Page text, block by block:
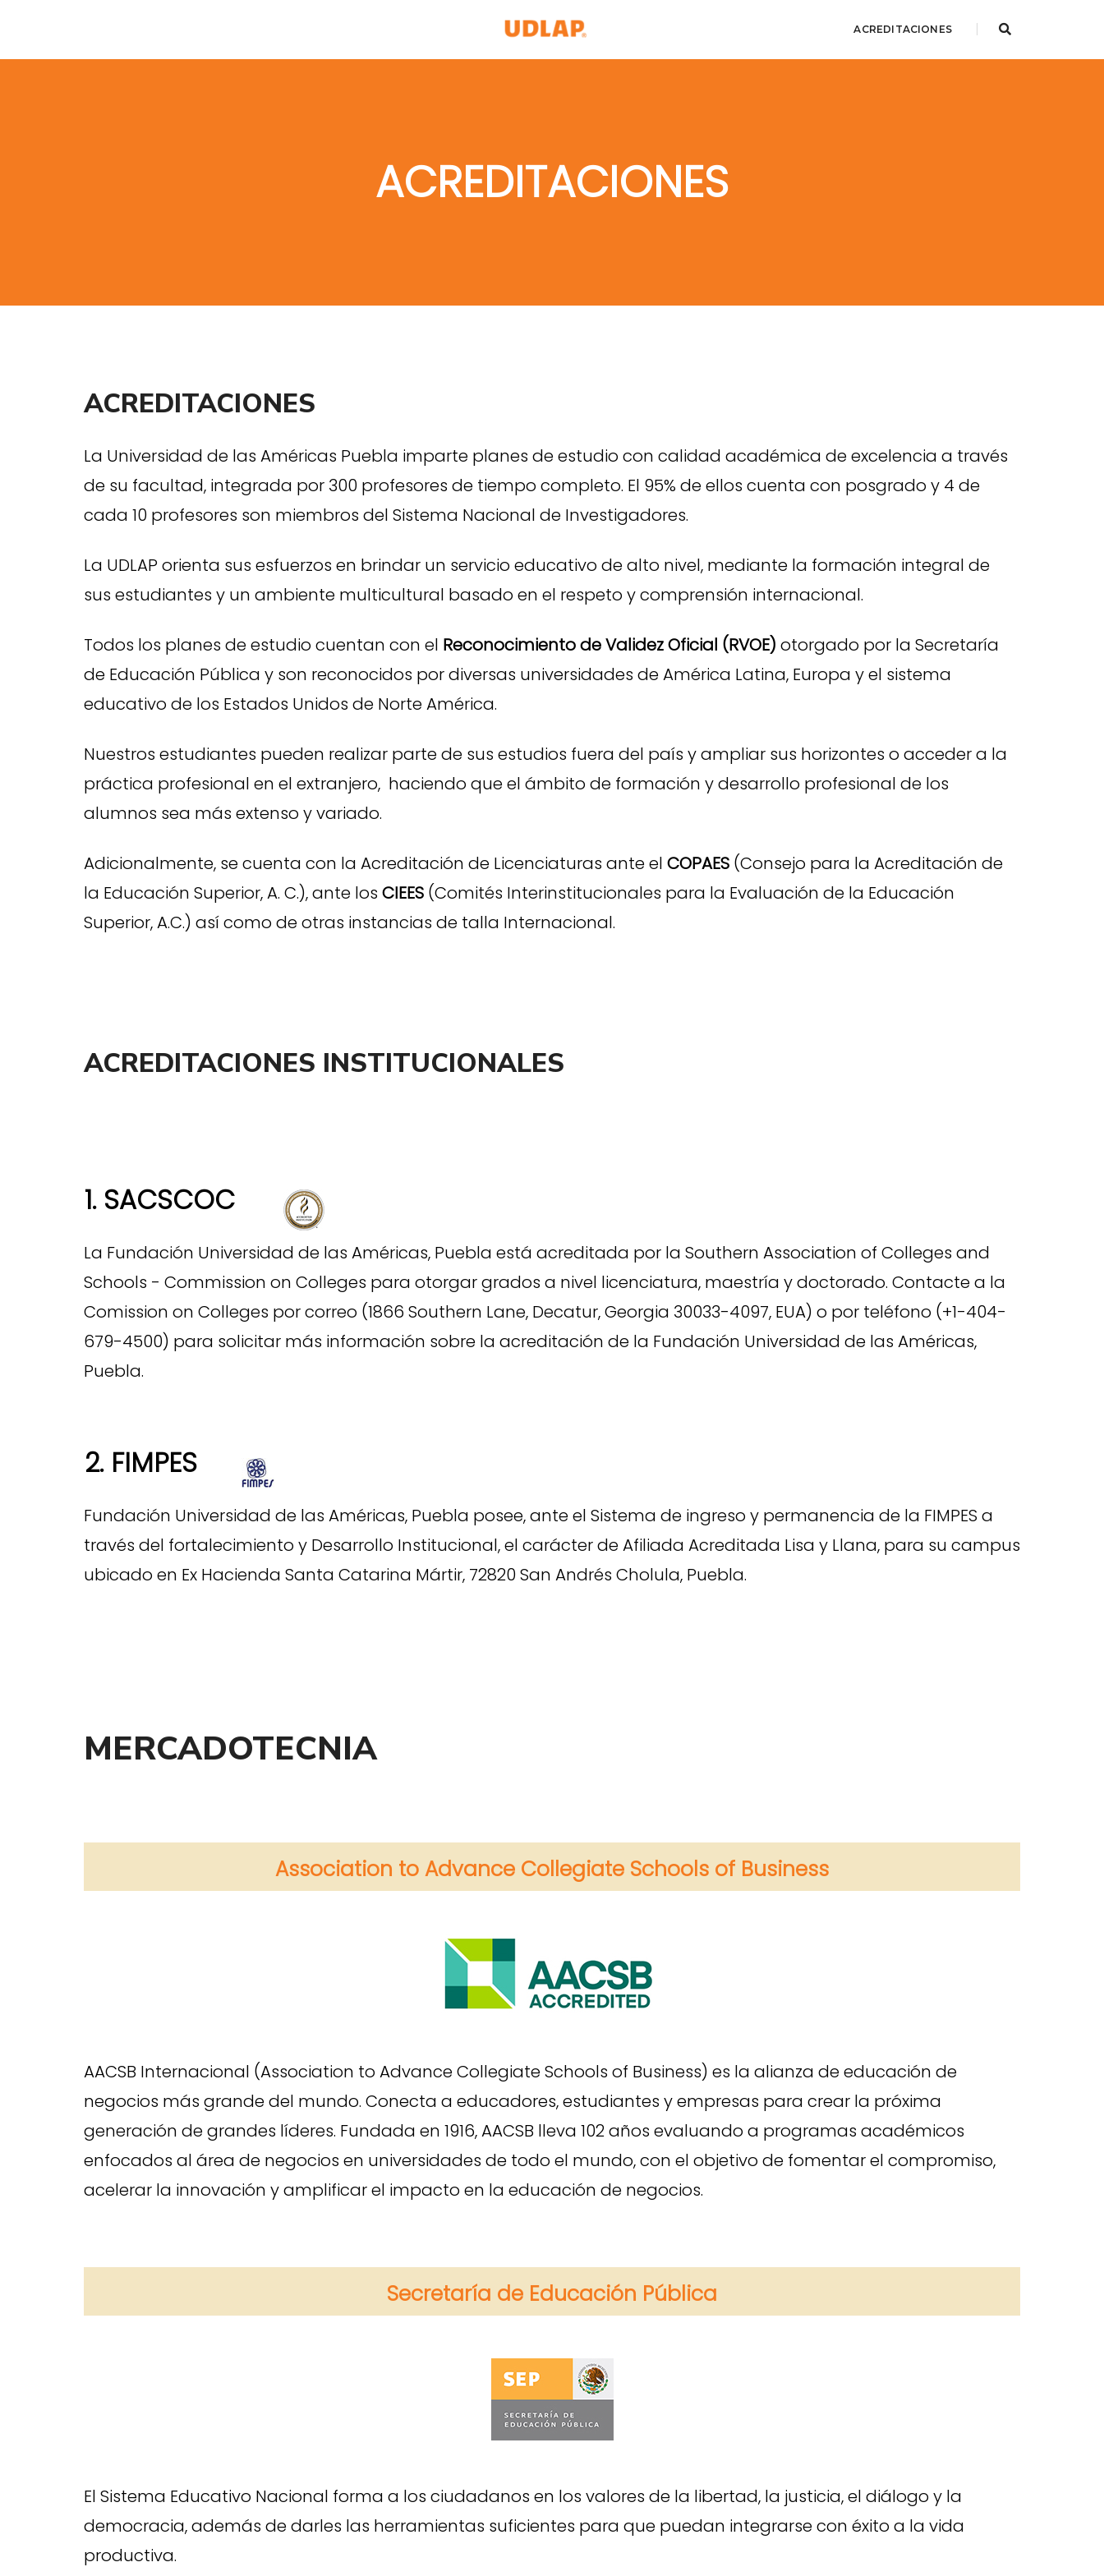
ACREDITACIONES
ACREDITACIONES
ACREDITACIONES
La Universidad de las Américas Puebla imparte planes de estudio con calidad académica de excelencia a través
de su facultad, integrada por 300 profesores de tiempo completo. El 95% de ellos cuenta con posgrado y 4 de
cada 10 profesores son miembros del Sistema Nacional de Investigadores.
La UDLAP orienta sus esfuerzos en brindar un servicio educativo de alto nivel, mediante la formación integral de
sus estudiantes y un ambiente multicultural basado en el respeto y comprensión internacional.
Todos los planes de estudio cuentan con el Reconocimiento de Validez Oficial (RVOE) otorgado por la Secretaría
de Educación Pública y son reconocidos por diversas universidades de América Latina, Europa y el sistema
educativo de los Estados Unidos de Norte América.
Nuestros estudiantes pueden realizar parte de sus estudios fuera del país y ampliar sus horizontes o acceder a la
práctica profesional en el extranjero, haciendo que el ámbito de formación y desarrollo profesional de los
alumnos sea más extenso y variado.
Adicionalmente, se cuenta con la Acreditación de Licenciaturas ante el COPAES (Consejo para la Acreditación de
la Educación Superior, A. C.), ante los CIEES (Comités Interinstitucionales para la Evaluación de la Educación
Superior, A.C.) así como de otras instancias de talla Internacional.
ACREDITACIONES INSTITUCIONALES
1. SACSCOC
La Fundación Universidad de las Américas, Puebla está acreditada por la Southern Association of Colleges and
Schools - Commission on Colleges para otorgar grados a nivel licenciatura, maestría y doctorado. Contacte a la
Comission on Colleges por correo (1866 Southern Lane, Decatur, Georgia 30033-4097, EUA) o por teléfono (+1-404-
679-4500) para solicitar más información sobre la acreditación de la Fundación Universidad de las Américas,
Puebla.
2. FIMPES
Fundación Universidad de las Américas, Puebla posee, ante el Sistema de ingreso y permanencia de la FIMPES a
través del fortalecimiento y Desarrollo Institucional, el carácter de Afiliada Acreditada Lisa y Llana, para su campus
ubicado en Ex Hacienda Santa Catarina Mártir, 72820 San Andrés Cholula, Puebla.
MERCADOTECNIA
Association to Advance Collegiate Schools of Business
AACSB Internacional (Association to Advance Collegiate Schools of Business) es la alianza de educación de
negocios más grande del mundo. Conecta a educadores, estudiantes y empresas para crear la próxima
generación de grandes líderes. Fundada en 1916, AACSB lleva 102 años evaluando a programas académicos
enfocados al área de negocios en universidades de todo el mundo, con el objetivo de fomentar el compromiso,
acelerar la innovación y amplificar el impacto en la educación de negocios.
Secretaría de Educación Pública
El Sistema Educativo Nacional forma a los ciudadanos en los valores de la libertad, la justicia, el diálogo y la
democracia, además de darles las herramientas suficientes para que puedan integrarse con éxito a la vida
productiva.